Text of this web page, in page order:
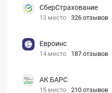
СберСтрахование
13 место 326 отзывов
Евроинс
14 место 187 отзывов
АК БАРС
15 место 210 отзывов